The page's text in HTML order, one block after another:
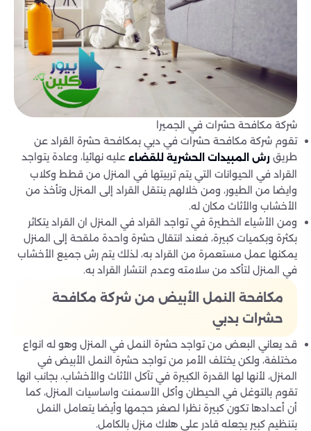
شركة مكافحة حشرات في الجميرا
تقوم شركة مكافحة حشرات في دبي بمكافحة حشرة القراد عن
طريق رش المبيدات الحشرية للقضاء عليه نهائيا، وعادة يتواجد
القراد في الحيوانات التي يتم تربيتها في المنزل من قطط وكلاب
وايضا من الطيور، ومن خلالهم ينتقل القراد إلى المنزل وتأخذ من
الأخشاب والأثاث مكان له.
ومن الأشياء الخطيرة في تواجد القراد في المنزل ان القراد يتكاثر
بكثرة وبكميات كبيرة، فعند انتقال حشرة واحدة ملقحة إلى المنزل
يمكنها عمل مستعمرة من القراد به، لذلك يتم رش جميع الأخشاب
في المنزل لتأكد من سلامته وعدم انتشار القراد به.
مكافحة النمل الأبيض من شركة مكافحة
حشرات بدبي
قد يعاني البعض من تواجد حشرة النمل في المنزل وهو له انواع
مختلفة، ولكن يختلف الأمر من تواجد حشرة النمل الأبيض في
المنزل، لأنها لها القدرة الكبيرة في تآكل الأثاث والأخشاب، بجانب انها
تقوم بالتوغل في الحيطان وأكل الأسمنت واساسيات المنزل، كما
أن أعدادها تكون كبيرة نظرا لصغر حجمها وأيضا يتعامل النمل
بتنظيم كبير يجعله قادر على هلاك منزل بالكامل.